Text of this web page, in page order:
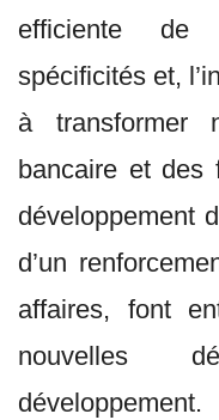
efficiente de
spécificités et,
à transformer
bancaire et des
développement
d’un
affaires, font
nouvelles
développement.